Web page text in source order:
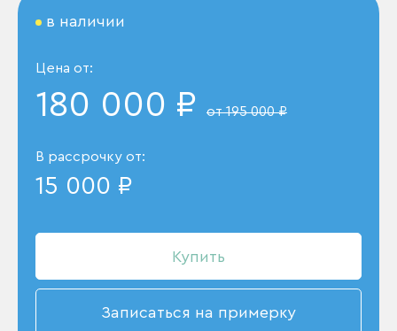
в наличии
Цена от:
180 000 ₽ от 195 000 ₽
В рассрочку от:
15 000 ₽
Купить
Записаться на примерку